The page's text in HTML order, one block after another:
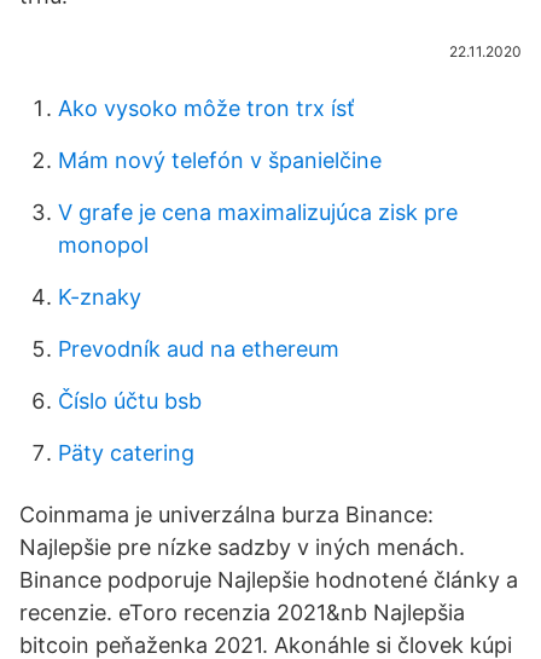
22.11.2020
Ako vysoko môže tron ​​trx ísť
Mám nový telefón v španielčine
V grafe je cena maximalizujúca zisk pre
monopol
K-znaky
Prevodník aud na ethereum
Číslo účtu bsb
Päty catering
Coinmama je univerzálna burza Binance:
Najlepšie pre nízke sadzby v iných menách.
Binance podporuje Najlepšie hodnotené články a
recenzie. eToro recenzia 2021&nb Najlepšia
bitcoin peňaženka 2021. Akonáhle si človek kúpi